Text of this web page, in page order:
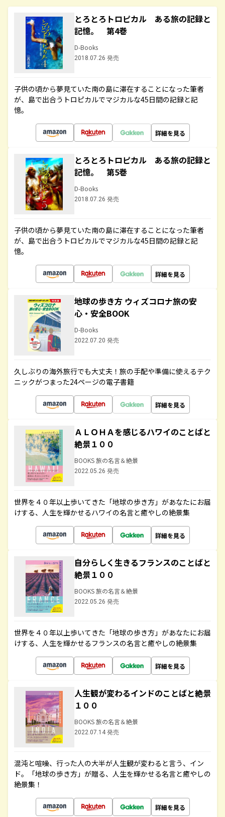
とろとろトロピカル ある旅の記録と
記憶。 第4巻
D-Books
2018.07.26 発売
子供の頃から夢見ていた南の島に滞在することになった筆者
が、島で出合うトロピカルでマジカルな45日間の記録と記
憶。
詳細を見る
とろとろトロピカル ある旅の記録と
記憶。 第5巻
D-Books
2018.07.26 発売
子供の頃から夢見ていた南の島に滞在することになった筆者
が、島で出合うトロピカルでマジカルな45日間の記録と記
憶。
詳細を見る
地球の歩き方 ウィズコロナ旅の安
心・安全BOOK
D-Books
2022.07.20 発売
久しぶりの海外旅行でも大丈夫！旅の手配や準備に使えるテク
ニックがつまった24ページの電子書籍
詳細を見る
ＡＬＯＨＡを感じるハワイのことばと
絶景１００
BOOKS 旅の名言＆絶景
2022.05.26 発売
世界を４０年以上歩いてきた「地球の歩き方」があなたにお届
けする、人生を輝かせるハワイの名言と癒やしの絶景集
詳細を見る
自分らしく生きるフランスのことばと
絶景１００
BOOKS 旅の名言＆絶景
2022.05.26 発売
世界を４０年以上歩いてきた「地球の歩き方」があなたにお届
けする、人生を輝かせるフランスの名言と癒やしの絶景集
詳細を見る
人生観が変わるインドのことばと絶景
１００
BOOKS 旅の名言＆絶景
2022.07.14 発売
混沌と喧噪、行った人の大半が人生観が変わると言う、イン
ド。「地球の歩き方」が贈る、人生を輝かせる名言と癒やしの
絶景集！
詳細を見る